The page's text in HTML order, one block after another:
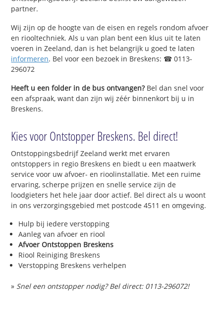
partner.
Wij zijn op de hoogte van de eisen en regels rondom afvoer
en riooltechniek. Als u van plan bent een klus uit te laten
voeren in Zeeland, dan is het belangrijk u goed te laten
informeren. Bel voor een bezoek in Breskens: ☎ 0113-
296072
Heeft u een folder in de bus ontvangen?Bel dan snel voor
een afspraak, want dan zijn wij zéér binnenkort bij u in
Breskens.
Kies voor Ontstopper Breskens. Bel direct!
Ontstoppingsbedrijf Zeeland werkt met ervaren
ontstoppers in regio Breskens en biedt u een maatwerk
service voor uw afvoer- en rioolinstallatie. Met een ruime
ervaring, scherpe prijzen en snelle service zijn de
loodgieters het hele jaar door actief. Bel direct als u woont
in ons verzorgingsgebied met postcode 4511 en omgeving.
Hulp bij iedere verstopping
Aanleg van afvoer en riool
Afvoer Ontstoppen Breskens
Riool Reiniging Breskens
Verstopping Breskens verhelpen
» Snel een ontstopper nodig? Bel direct: 0113-296072!